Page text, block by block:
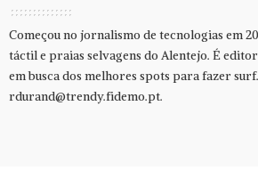
Começou no jornalismo de tecnologias em
táctil e praias selvagens do Alentejo. É
em busca dos melhores spots para fazer
rdurand@trendy.fidemo.pt.